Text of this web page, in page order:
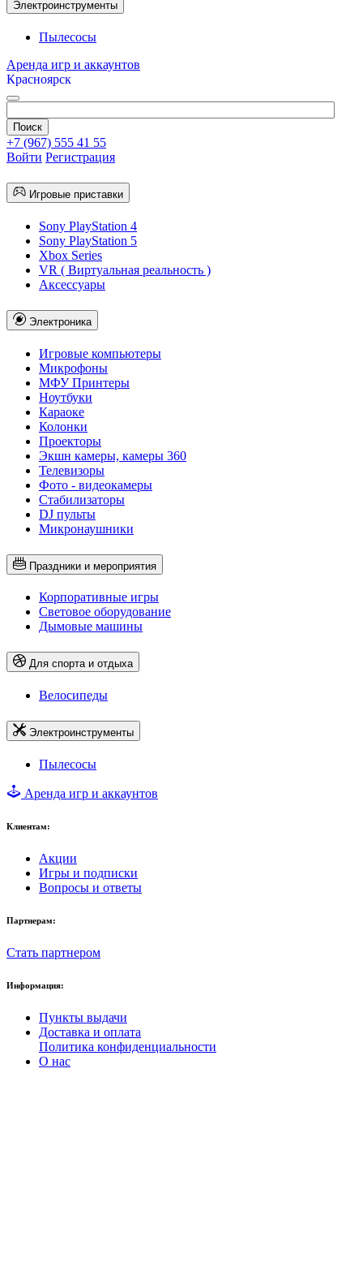
Электроинструменты
Пылесосы
Аренда игр и аккаунтов
Красноярск
+7 (967) 555 41 55
Войти Регистрация
Игровые приставки
Sony PlayStation 4
Sony PlayStation 5
Xbox Series
VR ( Виртуальная реальность )
Аксессуары
Электроника
Игровые компьютеры
Микрофоны
МФУ Принтеры
Ноутбуки
Караоке
Колонки
Проекторы
Экшн камеры, камеры 360
Телевизоры
Фото - видеокамеры
Стабилизаторы
DJ пульты
Микронаушники
Праздники и мероприятия
Корпоративные игры
Световое оборудование
Дымовые машины
Для спорта и отдыха
Велосипеды
Электроинструменты
Пылесосы
Аренда игр и аккаунтов
Клиентам:
Акции
Игры и подписки
Вопросы и ответы
Партнерам:
Стать партнером
Информация:
Пункты выдачи
Доставка и оплата
Политика конфиденциальности
О нас